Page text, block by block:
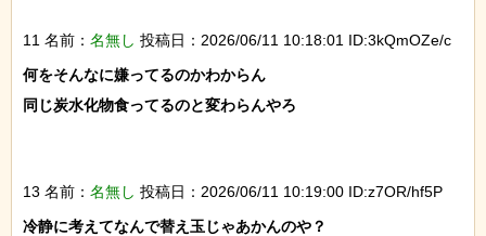
11 名前： 名無し 投稿日：2026/06/11 10:18:01 ID:3kQmOZe/c
何をそんなに嫌ってるのかわからん
同じ炭水化物食ってるのと変わらんやろ
13 名前： 名無し 投稿日：2026/06/11 10:19:00 ID:z7OR/hf5P
冷静に考えてなんで替え玉じゃあかんのや？